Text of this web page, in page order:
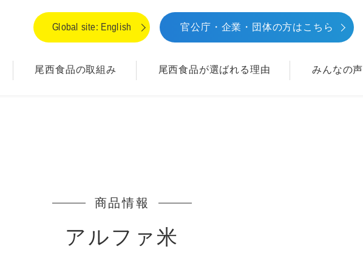
Global site: English 官公庁・企業・団体の方はこちら
尾西食品の取組み 尾西食品が選ばれる理由 みんなの声
商品情報
アルファ米